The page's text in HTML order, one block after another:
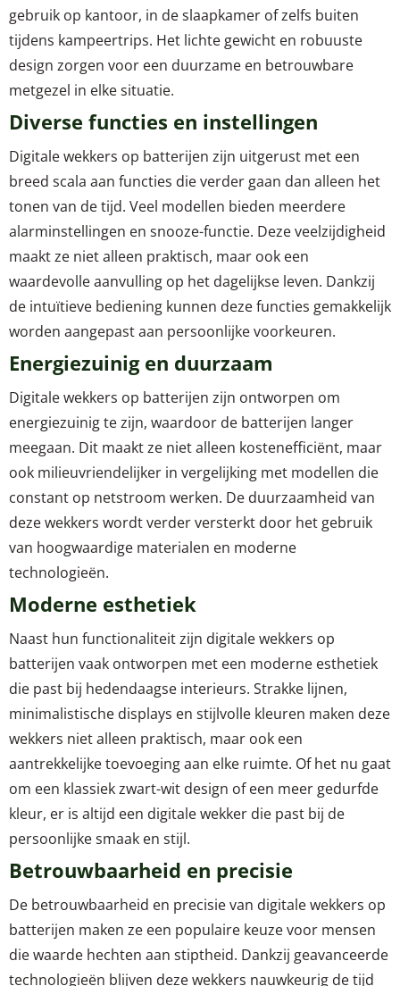
gebruik op kantoor, in de slaapkamer of zelfs buiten
tijdens kampeertrips. Het lichte gewicht en robuuste
design zorgen voor een duurzame en betrouwbare
metgezel in elke situatie.
Diverse functies en instellingen
Digitale wekkers op batterijen zijn uitgerust met een
breed scala aan functies die verder gaan dan alleen het
tonen van de tijd. Veel modellen bieden meerdere
alarminstellingen en snooze-functie. Deze veelzijdigheid
maakt ze niet alleen praktisch, maar ook een
waardevolle aanvulling op het dagelijkse leven. Dankzij
de intuïtieve bediening kunnen deze functies gemakkelijk
worden aangepast aan persoonlijke voorkeuren.
Energiezuinig en duurzaam
Digitale wekkers op batterijen zijn ontworpen om
energiezuinig te zijn, waardoor de batterijen langer
meegaan. Dit maakt ze niet alleen kostenefficiënt, maar
ook milieuvriendelijker in vergelijking met modellen die
constant op netstroom werken. De duurzaamheid van
deze wekkers wordt verder versterkt door het gebruik
van hoogwaardige materialen en moderne
technologieën.
Moderne esthetiek
Naast hun functionaliteit zijn digitale wekkers op
batterijen vaak ontworpen met een moderne esthetiek
die past bij hedendaagse interieurs. Strakke lijnen,
minimalistische displays en stijlvolle kleuren maken deze
wekkers niet alleen praktisch, maar ook een
aantrekkelijke toevoeging aan elke ruimte. Of het nu gaat
om een klassiek zwart-wit design of een meer gedurfde
kleur, er is altijd een digitale wekker die past bij de
persoonlijke smaak en stijl.
Betrouwbaarheid en precisie
De betrouwbaarheid en precisie van digitale wekkers op
batterijen maken ze een populaire keuze voor mensen
die waarde hechten aan stiptheid. Dankzij geavanceerde
technologieën blijven deze wekkers nauwkeurig de tijd